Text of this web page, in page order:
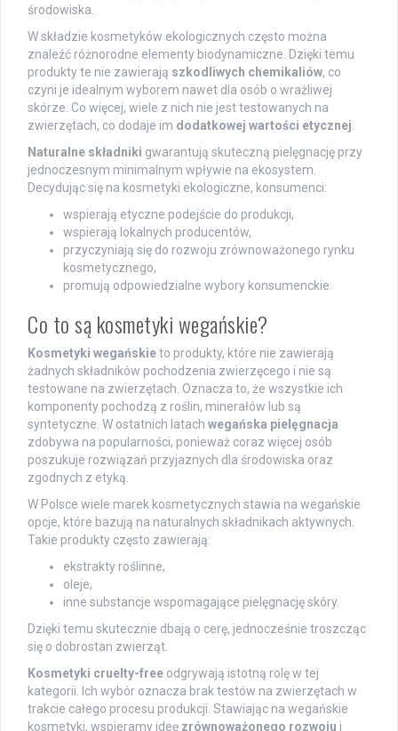
środowiska.
W składzie kosmetyków ekologicznych często można
znaleźć różnorodne elementy biodynamiczne. Dzięki temu
produkty te nie zawierają szkodliwych chemikaliów, co
czyni je idealnym wyborem nawet dla osób o wrażliwej
skórze. Co więcej, wiele z nich nie jest testowanych na
zwierzętach, co dodaje im dodatkowej wartości etycznej
Naturalne składniki gwarantują skuteczną pielęgnację przy
jednoczesnym minimalnym wpływie na ekosystem.
Decydując się na kosmetyki ekologiczne, konsumenci:
wspierają etyczne podejście do produkcji,
wspierają lokalnych producentów,
przyczyniają się do rozwoju zrównoważonego rynku
kosmetycznego,
promują odpowiedzialne wybory konsumenckie.
Co to są kosmetyki wegańskie?
Kosmetyki wegańskieto produkty, które nie zawierają
żadnych składników pochodzenia zwierzęcego i nie są
testowane na zwierzętach. Oznacza to, że wszystkie ich
komponenty pochodzą z roślin, minerałów lub są
syntetyczne. W ostatnich latach wegańska pielęgnacja
zdobywa na popularności, ponieważ coraz więcej osób
poszukuje rozwiązań przyjaznych dla środowiska oraz
zgodnych z etyką.
W Polsce wiele marek kosmetycznych stawia na wegańskie
opcje, które bazują na naturalnych składnikach aktywnych.
Takie produkty często zawierają:
ekstrakty roślinne,
oleje,
inne substancje wspomagające pielęgnację skóry.
Dzięki temu skutecznie dbają o cerę, jednocześnie troszcząc
się o dobrostan zwierząt.
Kosmetyki cruelty-free odgrywają istotną rolę w tej
kategorii. Ich wybór oznacza brak testów na zwierzętach w
trakcie całego procesu produkcji. Stawiając na wegańskie
kosmetyki, wspieramy ideę zrównoważonego rozwoju i